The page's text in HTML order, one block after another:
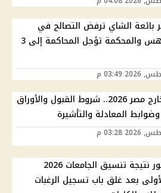
بائعة الشاي ترفض التصالح في
قضية الدهس والمحكمة تؤجل المحاكمة إلى 3
الدراسة خارج مصر 2026.. شروط القبول والأوراق
المعادلة والتأشيرة
موعد ظهور نتيجة تنسيق الجامعات 2026
بعد غلق باب تسجيل الرغبات